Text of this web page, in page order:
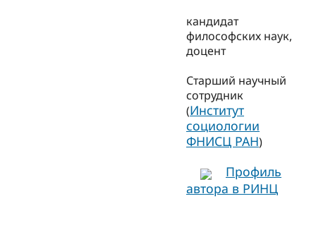
кандидат
философских наук,
доцент
Старший научный
сотрудник
(Институт
социологии
ФНИСЦ РАН)
Профиль
автора в РИНЦ